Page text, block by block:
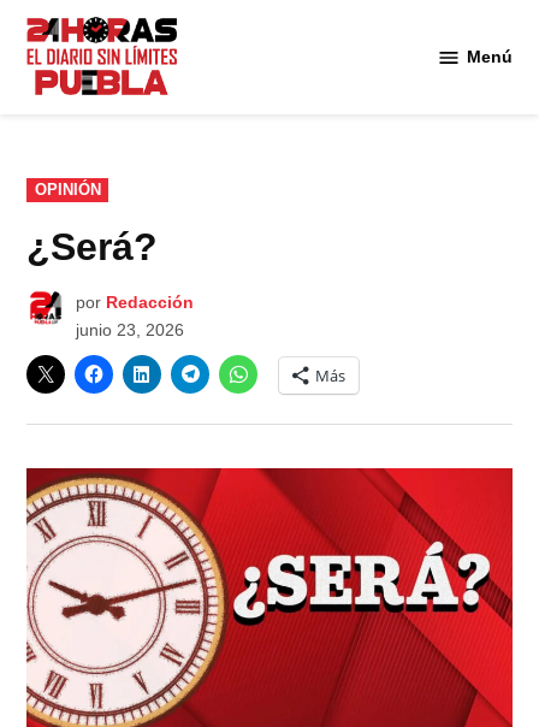
Saltar
contenido
Menú
PUBLICADO
EN
OPINIÓN
¿Será?
por Redacción
junio 23, 2026
Más